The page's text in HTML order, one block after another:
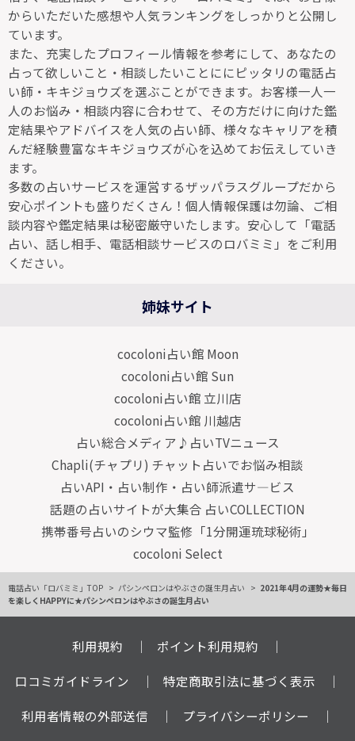
からいただいた感想や人気ランキングをしっかりと公開し
ています。
また、充実したプロフィール情報を参考にして、あなたの
占って欲しいこと・相談したいことににピッタリの電話占
い師・キキジョウズを選ぶことができます。お客様一人一
人のお悩み・相談内容に合わせて、その方だけに向けた鑑
定結果やアドバイスを人気の占い師、様々なキャリアを積
んだ経験豊富なキキジョウズが心を込めてお伝えしていき
ます。
多数の占いサービスを運営するザッパラスグループだから
安心ポイントも盛りだくさん！個人情報保護は勿論、ご相
談内容や鑑定結果は秘密厳守いたします。安心して「電話
占い、話し相手、電話相談サービスのロバミミ」をご利用
ください。
姉妹サイト
cocoloni占い館 Moon
cocoloni占い館 Sun
cocoloni占い館 立川店
cocoloni占い館 川越店
占い総合メディア♪占いTVニュース
Chapli(チャプリ) チャット占いでお悩み相談
占いAPI・占い制作・占い師派遣サ―ビス
話題の占いサイトが大集合 占いCOLLECTION
携帯番号占いのシウマ監修「1分開運琉球秘術」
cocoloni Select
電話占い「ロバミミ」TOP パシンペロンはやぶさの誕生月占い
2021年4月の運勢★毎日
を楽しくHAPPYに★パシンペロンはやぶさの誕生月占い
利用規約
ポイント利用規約
口コミガイドライン
特定商取引法に基づく表示
利用者情報の外部送信
プライバシーポリシー